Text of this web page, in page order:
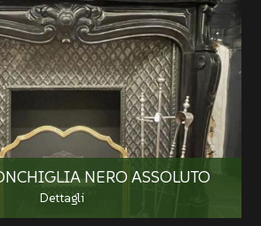
NERO ASSOLUTO
Dettagli